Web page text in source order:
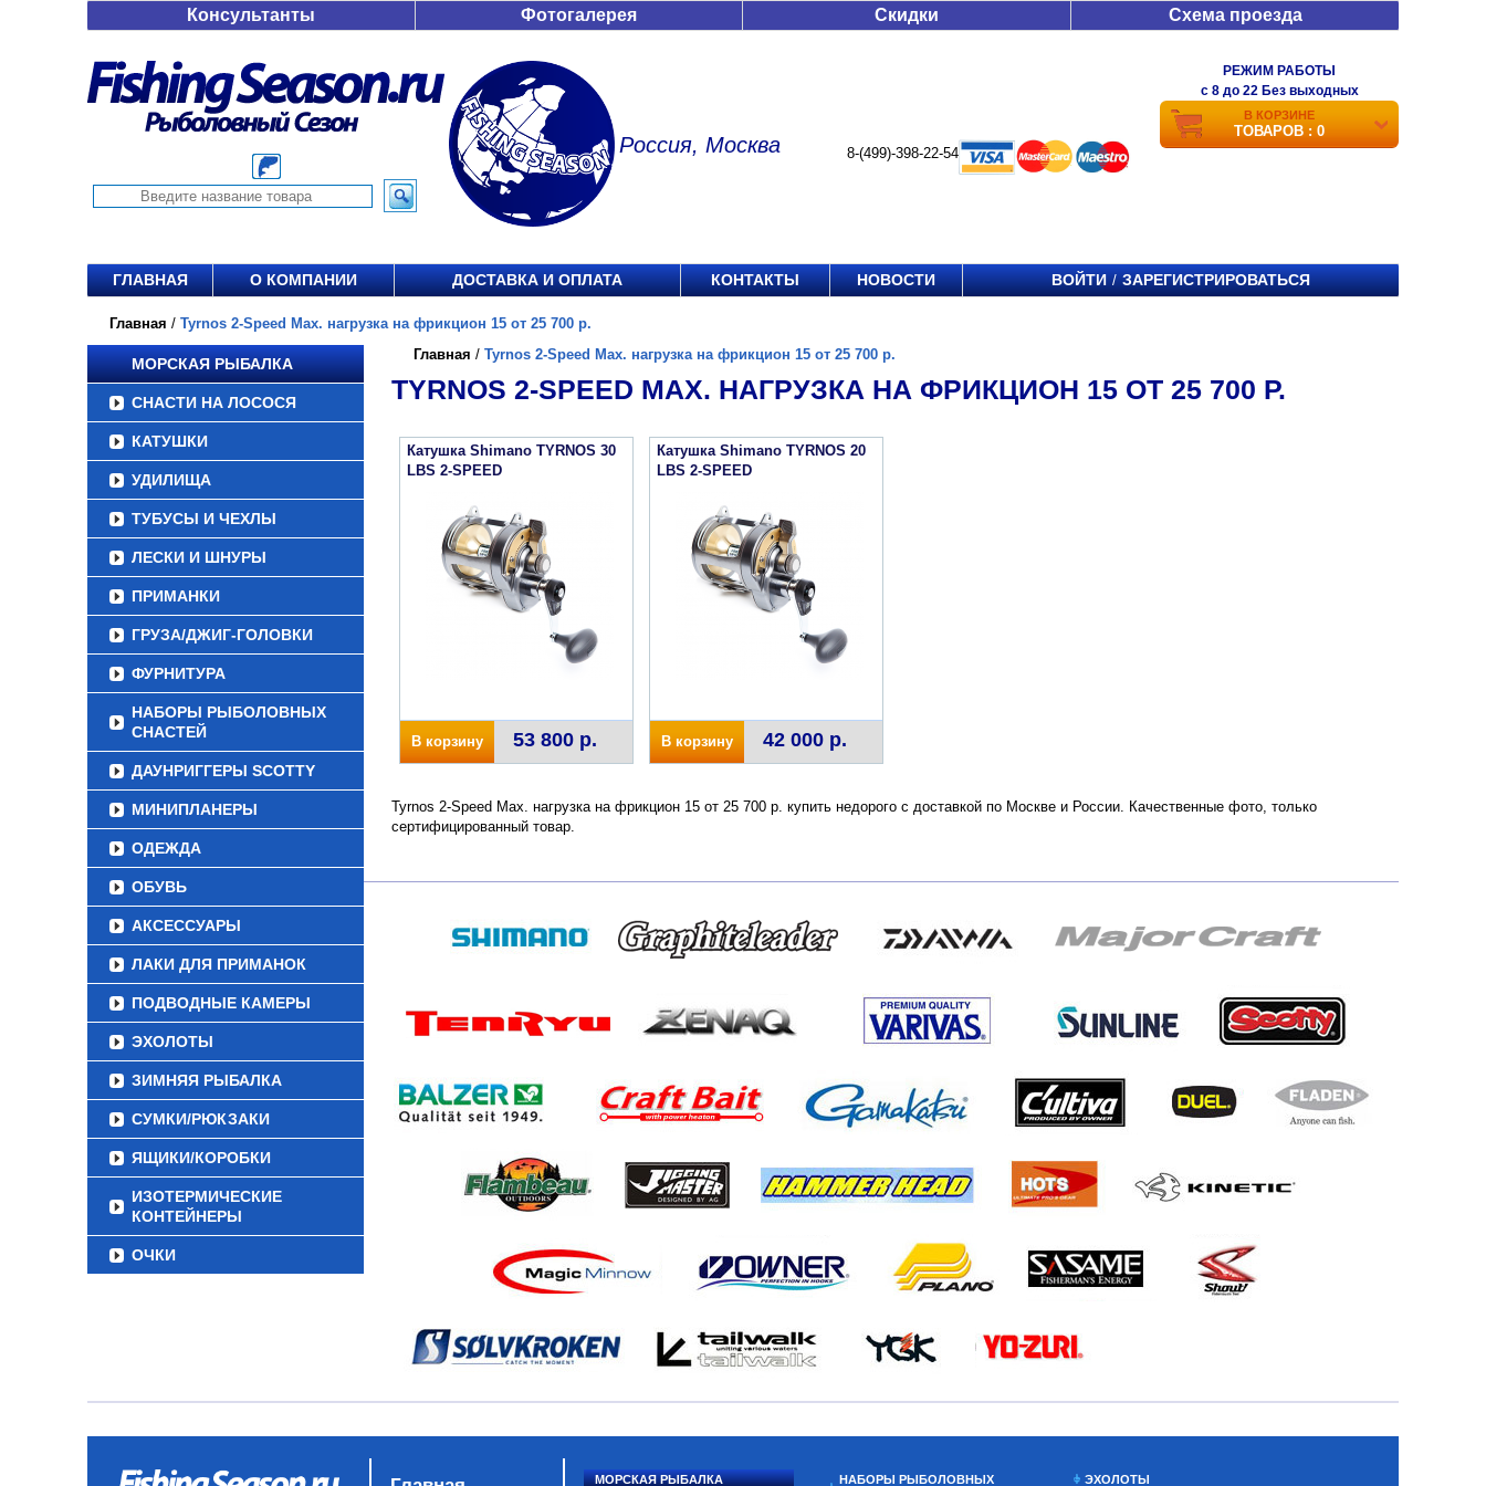
Консультанты Фотогалерея Скидки Схема проезда
Россия, Москва 8-(499)-398-22-54
РЕЖИМ РАБОТЫ
c 8 до 22 Без выходных
В КОРЗИНЕ
ТОВАРОВ : 0
ГЛАВНАЯ О КОМПАНИИ ДОСТАВКА И ОПЛАТА КОНТАКТЫ НОВОСТИ ВОЙТИ / ЗАРЕГИСТРИРОВАТЬСЯ
Главная / Tyrnos 2-Speed Max. нагрузка на фрикцион 15 от 25 700 р.
МОРСКАЯ РЫБАЛКА
СНАСТИ НА ЛОСОСЯ
КАТУШКИ
УДИЛИЩА
ТУБУСЫ И ЧЕХЛЫ
ЛЕСКИ И ШНУРЫ
ПРИМАНКИ
ГРУЗА/ДЖИГ-ГОЛОВКИ
ФУРНИТУРА
НАБОРЫ РЫБОЛОВНЫХ
СНАСТЕЙ
ДАУНРИГГЕРЫ SCOTTY
МИНИПЛАНЕРЫ
ОДЕЖДА
ОБУВЬ
АКСЕССУАРЫ
ЛАКИ ДЛЯ ПРИМАНОК
ПОДВОДНЫЕ КАМЕРЫ
ЭХОЛОТЫ
ЗИМНЯЯ РЫБАЛКА
СУМКИ/РЮКЗАКИ
ЯЩИКИ/КОРОБКИ
ИЗОТЕРМИЧЕСКИЕ
КОНТЕЙНЕРЫ
ОЧКИ
Главная / Tyrnos 2-Speed Max. нагрузка на фрикцион 15 от 25 700 р.
TYRNOS 2-SPEED MAX. НАГРУЗКА НА ФРИКЦИОН 15 ОТ 25 700 Р.
Катушка Shimano TYRNOS 30
LBS 2-SPEED
В корзину 53 800 р.
Катушка Shimano TYRNOS 20
LBS 2-SPEED
В корзину 42 000 р.
Tyrnos 2-Speed Max. нагрузка на фрикцион 15 от 25 700 р. купить недорого с доставкой по Москве и России. Качественные фото, только
сертифицированный товар.
МОРСКАЯ РЫБАЛКА НАБОРЫ РЫБОЛОВНЫХ ЭХОЛОТЫ